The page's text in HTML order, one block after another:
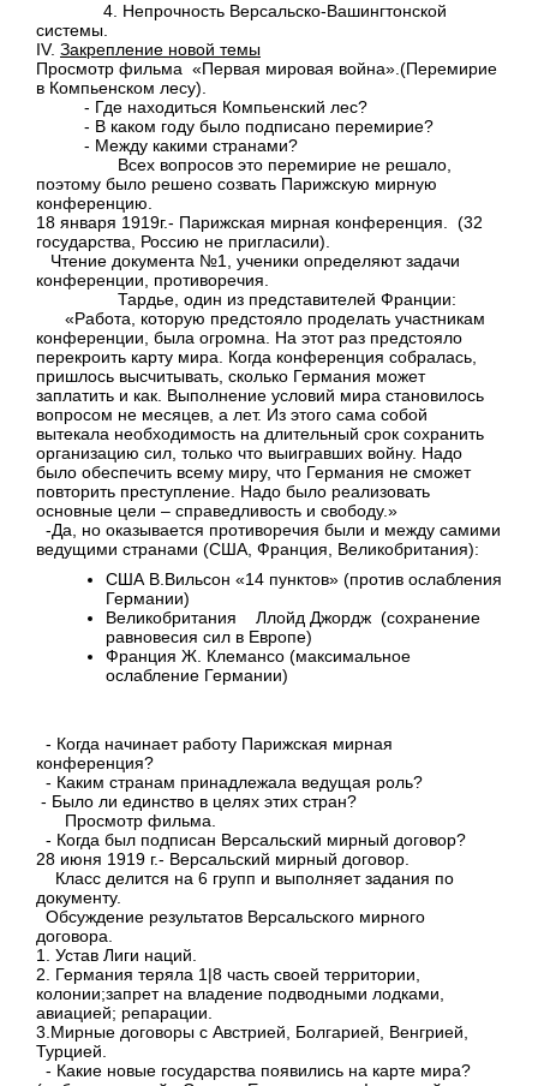
4. Непрочность Версальско-Вашингтонской
системы.
IV. Закрепление новой темы
Просмотр фильма «Первая мировая война».(Перемирие
в Компьенском лесу).
- Где находиться Компьенский лес?
- В каком году было подписано перемирие?
- Между какими странами?
Всех вопросов это перемирие не решало,
поэтому было решено созвать Парижскую мирную
конференцию.
18 января 1919г.- Парижская мирная конференция. (32
государства, Россию не пригласили).
Чтение документа №1, ученики определяют задачи
конференции, противоречия.
Тардье, один из представителей Франции:
«Работа, которую предстояло проделать участникам
конференции, была огромна. На этот раз предстояло
перекроить карту мира. Когда конференция собралась,
пришлось высчитывать, сколько Германия может
заплатить и как. Выполнение условий мира становилось
вопросом не месяцев, а лет. Из этого сама собой
вытекала необходимость на длительный срок сохранить
организацию сил, только что выигравших войну. Надо
было обеспечить всему миру, что Германия не сможет
повторить преступление. Надо было реализовать
основные цели – справедливость и свободу.»
-Да, но оказывается противоречия были и между самими
ведущими странами (США, Франция, Великобритания):
США В.Вильсон «14 пунктов» (против ослабления
Германии)
Великобритания Ллойд Джордж (сохранение
равновесия сил в Европе)
Франция Ж. Клемансо (максимальное
ослабление Германии)
- Когда начинает работу Парижская мирная
конференция?
- Каким странам принадлежала ведущая роль?
- Было ли единство в целях этих стран?
Просмотр фильма.
- Когда был подписан Версальский мирный договор?
28 июня 1919 г.- Версальский мирный договор.
Класс делится на 6 групп и выполняет задания по
документу.
Обсуждение результатов Версальского мирного
договора.
1. Устав Лиги наций.
2. Германия теряла 1|8 часть своей территории,
колонии;запрет на владение подводными лодками,
авиацией; репарации.
3.Мирные договоры с Австрией, Болгарией, Венгрией,
Турцией.
- Какие новые государства появились на карте мира?